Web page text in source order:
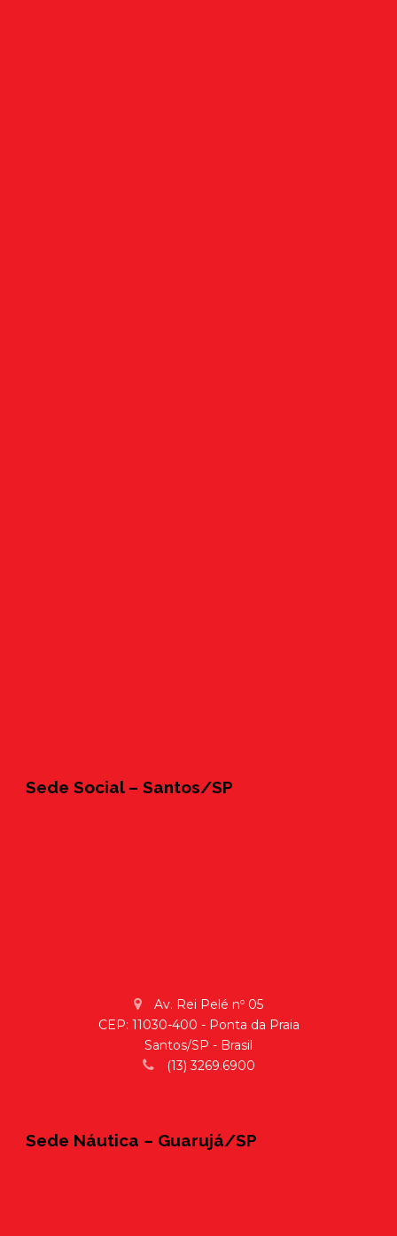
Sede Social – Santos/SP
Av. Rei Pelé nº 05
CEP: 11030-400 - Ponta da Praia
Santos/SP - Brasil
(13) 3269.6900
Sede Náutica – Guarujá/SP